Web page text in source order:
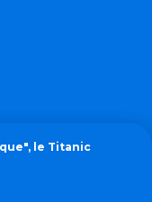
le Titanic